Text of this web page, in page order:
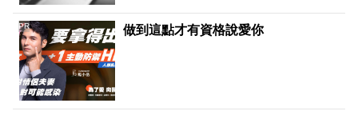
做到這點才有資格說愛你
PR